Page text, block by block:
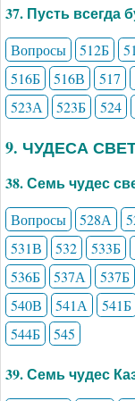
37. Пусть всегда
Вопросы 512Б
516Б
516В 517
523А
523Б 524
9. ЧУДЕСА
38. Семь чудес
Вопросы 528А
531В
532 533Б
536Б
537А 537Б
540В
541А 541Б
544Б
545
39. Семь чудес